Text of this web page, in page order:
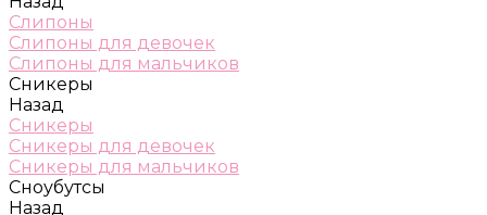
Слипоны
Слипоны для девочек
Слипоны для мальчиков
Сникеры
Назад
Сникеры
Сникеры для девочек
Сникеры для мальчиков
Сноубутсы
Назад